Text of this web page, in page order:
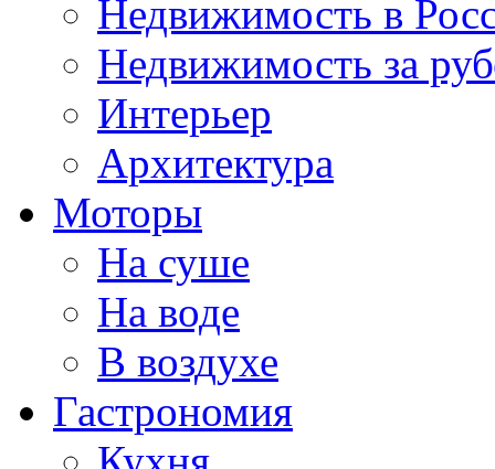
Недвижимость в
Недвижимость за
Интерьер
Архитектура
Моторы
На суше
На воде
В воздухе
Гастрономия